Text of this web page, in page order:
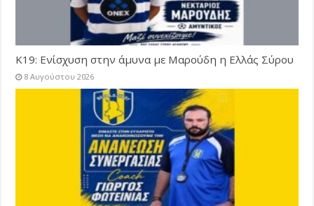
Κ19: Ενίσχυση στην άμυνα με Μαρούδη η Ελλάς Σύρου
8 Αυγούστου 2026